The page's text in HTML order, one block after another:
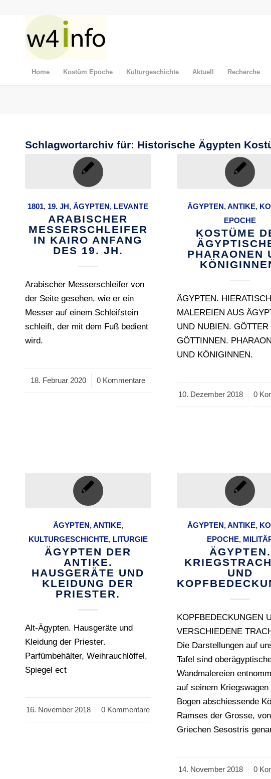
Home Kostüm Epoche Kulturgeschichte Aktuell Recherche
Schlagwortarchiv für: Historische Ägypten
1801, 19. JH,ÄGYPTEN, LEVANTE
ARABISCHER
MESSERSCHLEIFER
IN KAIRO ANFANG
DES 19. JH.
Arabischer Messerschleifer von
der Seite gesehen, wie er ein
Messer auf einem Schleifstein
schleift, der mit dem Fuß bedient
wird.
18. Februar 2020
/ 0 Kommentare
ÄGYPTEN,ANTIKE,
EPOCHE
KOSTÜME
PHARAONEN
ÄGYPTEN.
MALEREIEN AUS
UND NUBIEN. GÖTTER
GÖTTINNEN.
UND KÖNIGINNEN.
10. Dezember 2018
/ 0
ÄGYPTEN,ANTIKE,
KULTURGESCHICHTE, LITURGIE
ÄGYPTEN DER
ANTIKE.
HAUSGERÄTE UND
KLEIDUNG DER
PRIESTER.
Alt-Ägypten. Hausgeräte und
Kleidung der Priester.
Parfümbehälter, Weihrauchlöffel,
Spiegel ect
16. November 2018
/ 0 Kommentare
ÄGYPTEN,ANTIKE,
EPOCHE,
ÄGYPTEN.
UND
KOPFBEDECKUNGEN
VERSCHIEDENE
Die Darstellungen auf
Tafel sind
Wandmalereien
auf seinem Kriegswagen
Bogen abschiessende
Ramses der Grosse,
Griechen Sesostris
14. November 2018
/ 0